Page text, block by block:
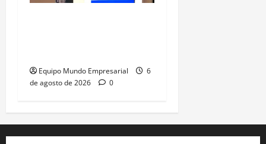
Equipo Mundo Empresarial
6
de agosto de 2026
0